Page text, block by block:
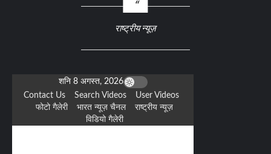
राष्ट्रीय न्यूज़